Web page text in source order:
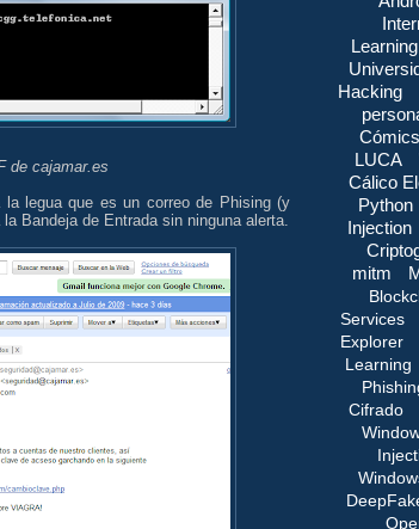
de cajamar.es
legua que es un correo de Phising (y
Bandeja de Entrada sin ninguna alerta.
Learning
Hacking
Cómics
LUCA
Cálico
Python
Injection
mitm
Services
Explorer
Learning
Cifrado